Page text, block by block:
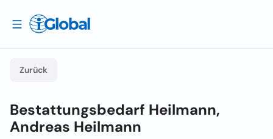
Zurück
Bestattungsbedarf Heilmann,
Andreas Heilmann